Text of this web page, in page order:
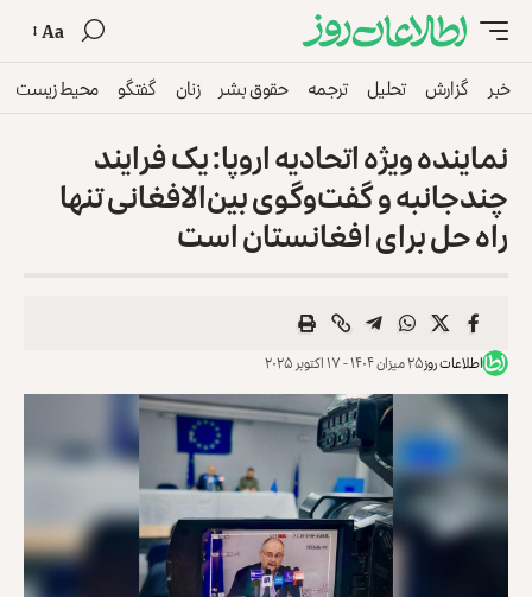
Aa
خبر گزارش تحلیل ترجمه حقوق بشر زنان گفتگو محیط زیست
نماینده ویژه اتحادیه اروپا: یک فرایند
چندجانبه و گفت‌وگوی بین‌الافغانی تنها
راه حل برای افغانستان است
اطلاعات روز۲۵ میزان ۱۴۰۴ - ۱۷ اکتوبر ۲۰۲۵